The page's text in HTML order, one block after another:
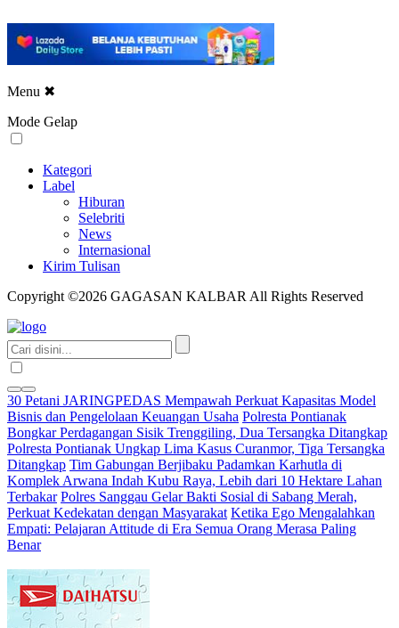
Menu ✖
Mode Gelap
Kategori
Label
Hiburan
Selebriti
News
Internasional
Kirim Tulisan
Copyright ©2026 GAGASAN KALBAR All Rights Reserved
30 Petani JARINGPEDAS Mempawah Perkuat Kapasitas Model
Bisnis dan Pengelolaan Keuangan Usaha Polresta Pontianak
Bongkar Perdagangan Sisik Trenggiling, Dua Tersangka Ditangkap
Polresta Pontianak Ungkap Lima Kasus Curanmor, Tiga Tersangka
Ditangkap Tim Gabungan Berjibaku Padamkan Karhutla di
Komplek Arwana Indah Kubu Raya, Lebih dari 10 Hektare Lahan
Terbakar Polres Sanggau Gelar Bakti Sosial di Sabang Merah,
Perkuat Kedekatan dengan Masyarakat Ketika Ego Mengalahkan
Empati: Pelajaran Attitude di Era Semua Orang Merasa Paling
Benar